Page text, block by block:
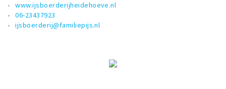
www.ijsboerderijheidehoeve.nl
06-23437923
ijsboerderij@familiepijs.nl